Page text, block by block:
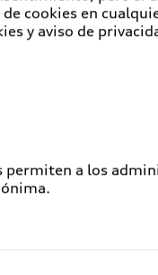
cookies en
y aviso de
permiten a los